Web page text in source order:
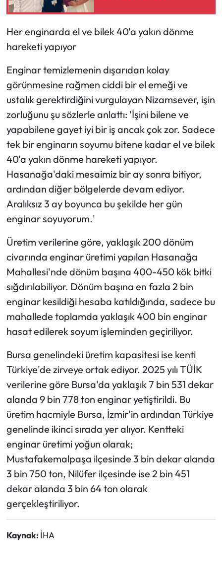
Her enginarda el ve bilek 40'a yakın dönme
hareketi yapıyor
Enginar temizlemenin dışarıdan kolay
görünmesine rağmen ciddi bir el emeği ve
ustalık gerektirdiğini vurgulayan Nizamsever, işin
zorluğunu şu sözlerle anlattı: 'İşini bilene ve
yapabilene gayet iyi bir iş ancak çok zor. Sadece
tek bir enginarın soyumu bitene kadar el ve bilek
40'a yakın dönme hareketi yapıyor.
Hasanağa'daki mesaimiz bir ay sonra bitiyor,
ardından diğer bölgelerde devam ediyor.
Aralıksız 3 ay boyunca bu şekilde her gün
enginar soyuyorum.'
Üretim verilerine göre, yaklaşık 200 dönüm
civarında enginar üretimi yapılan Hasanağa
Mahallesi'nde dönüm başına 400-450 kök bitki
sığdırılabiliyor. Dönüm başına en fazla 2 bin
enginar kesildiği hesaba katıldığında, sadece bu
mahallede toplamda yaklaşık 400 bin enginar
hasat edilerek soyum işleminden geçiriliyor.
Bursa genelindeki üretim kapasitesi ise kenti
Türkiye'de zirveye ortak ediyor. 2025 yılı TÜİK
verilerine göre Bursa'da yaklaşık 7 bin 531 dekar
alanda 9 bin 778 ton enginar yetiştirildi. Bu
üretim hacmiyle Bursa, İzmir'in ardından Türkiye
genelinde ikinci sırada yer alıyor. Kentteki
enginar üretimi yoğun olarak;
Mustafakemalpaşa ilçesinde 3 bin dekar alanda
3 bin 750 ton, Nilüfer ilçesinde ise 2 bin 451
dekar alanda 3 bin 64 ton olarak
gerçekleştiriliyor.
Kaynak: İHA